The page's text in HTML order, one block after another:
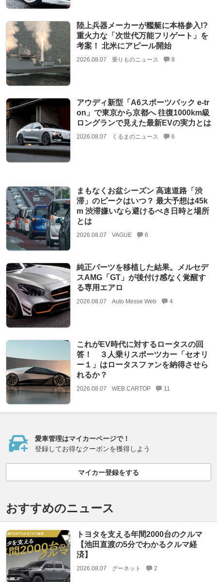
陸上兵器メーカーが艦艇に本格参入!?
重火力な「次世代万能フリゲート」を
考案！ 北米にアピール開始
2026.08.07 乗りものニュース 8
アウディ新型「A6スポーツバック e-tr
on」で東京から京都へ 往復1000km級
ロングランで見えた最新EVの実力とは
2026.08.07 くるまのニュース 6
まもなくお盆シーズン 高速道路「渋
滞」のピークはいつ？ 最大予想は45k
m 渋滞嫌いなら避けるべき日時と場所
とは
2026.08.07 VAGUE 6
純正パーツを移植した結果。メルセデ
スAMG「GT」が後付け感なく覚醒す
る専用エアロ
2026.08.07 Auto Messe Web 4
これがEV時代に対するロータスの回
答！ ３人乗りスポーツカー「セオリ
ー１」はロータスファンを納得させら
れるか？
2026.08.07 WEB CARTOP 11
愛車管理はマイカーページで！
登録してお得なクーポンを獲得しよう
マイカー登録をする
おすすめのニュース
トヨタを支える年間2000台のクルマ
【池田直渡の5分でわかるクルマ経
済】
2026.08.07 グーネット 2